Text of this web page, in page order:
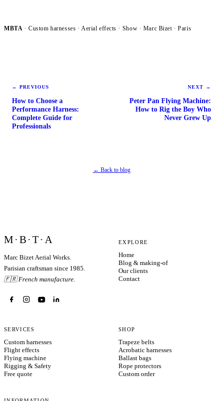
MBTA · Custom harnesses · Aerial effects · Show · Marc Bizet · Paris
←PREVIOUS
How to Choose a
Performance Harness:
Complete Guide for
Professionals
NEXT →
Peter Pan Flying Machine:
How to Rig the Boy Who
Never Grew Up
← Back to blog
M·B·T·A
Marc Bizet Aerial Works.
Parisian craftsman since 1985.
🇫🇷 French manufacture.
EXPLORE
Home
Blog & making-of
Our clients
Contact
SERVICES
Custom harnesses
Flight effects
Flying machine
Rigging & Safety
Free quote
SHOP
Trapeze belts
Acrobatic harnesses
Ballast bags
Rope protectors
Custom order